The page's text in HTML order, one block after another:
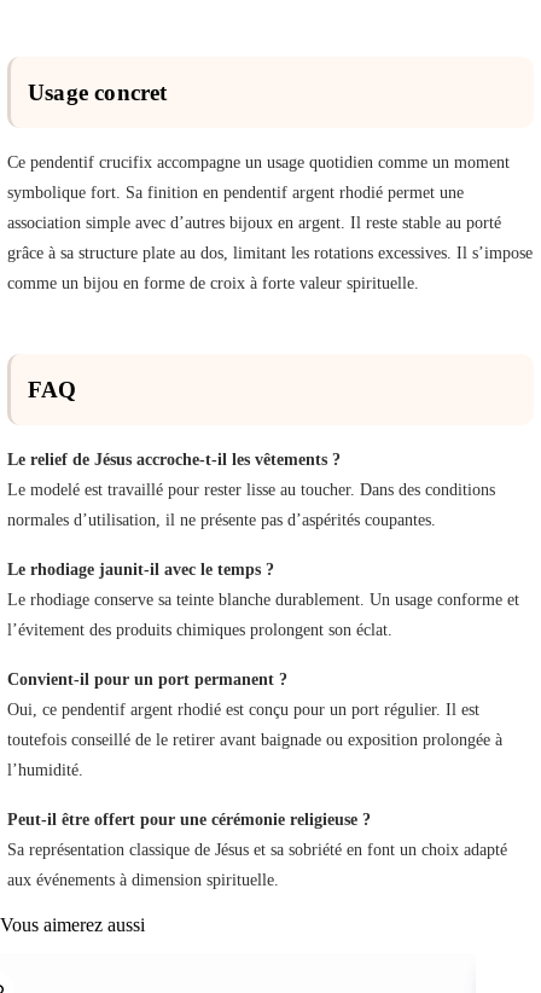
Usage concret
Ce pendentif crucifix accompagne un usage quotidien comme un moment
symbolique fort. Sa finition en pendentif argent rhodié permet une
association simple avec d’autres bijoux en argent. Il reste stable au porté
grâce à sa structure plate au dos, limitant les rotations excessives. Il s’impose
comme un bijou en forme de croix à forte valeur spirituelle.
FAQ
Le relief de Jésus accroche-t-il les vêtements ?
Le modelé est travaillé pour rester lisse au toucher. Dans des conditions
normales d’utilisation, il ne présente pas d’aspérités coupantes.
Le rhodiage jaunit-il avec le temps ?
Le rhodiage conserve sa teinte blanche durablement. Un usage conforme et
l’évitement des produits chimiques prolongent son éclat.
Convient-il pour un port permanent ?
Oui, ce pendentif argent rhodié est conçu pour un port régulier. Il est
toutefois conseillé de le retirer avant baignade ou exposition prolongée à
l’humidité.
Peut-il être offert pour une cérémonie religieuse ?
Sa représentation classique de Jésus et sa sobriété en font un choix adapté
aux événements à dimension spirituelle.
Vous aimerez aussi